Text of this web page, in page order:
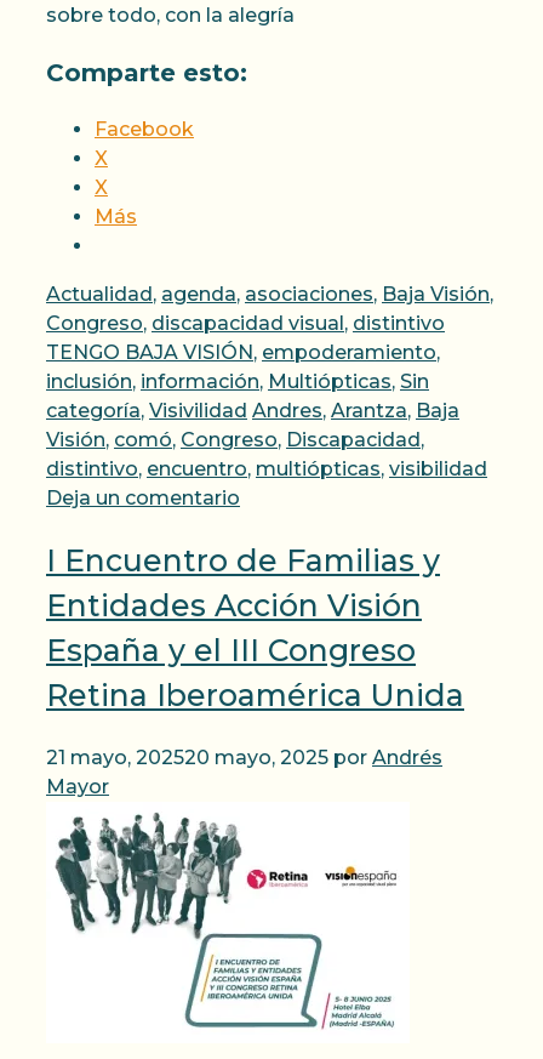
sobre todo, con la alegría
Comparte esto:
Facebook
X
X
Más
Categorías
Actualidad , agenda, asociaciones, Baja Visión,
Congreso, discapacidad visual , distintivo
TENGO BAJA VISIÓN , empoderamiento,
inclusión, información, Multiópticas, Sin
categoría, Visivilidad Etiquetas
Andres, Arantza, Baja
Visión, comó, Congreso, Discapacidad ,
distintivo, encuentro, multiópticas, visibilidad
Deja un comentario
I Encuentro de Familias y
Entidades Acción Visión
España y el III Congreso
Retina Iberoamérica Unida
21 mayo, 202520 mayo, 2025 por Andrés
Mayor